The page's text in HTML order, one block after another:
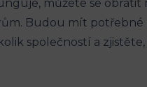
můžete se
Budou mít potřebné
společností a